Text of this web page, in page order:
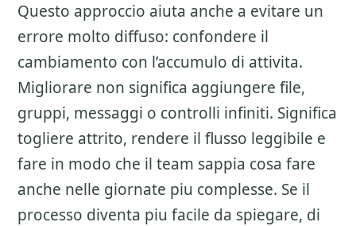
Questo approccio aiuta anche a evitare un
errore molto diffuso: confondere il
cambiamento con l’accumulo di attivita.
Migliorare non significa aggiungere file,
gruppi, messaggi o controlli infiniti. Significa
togliere attrito, rendere il flusso leggibile e
fare in modo che il team sappia cosa fare
anche nelle giornate piu complesse. Se il
processo diventa piu facile da spiegare, di